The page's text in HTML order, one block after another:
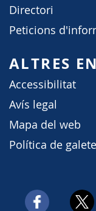
Directori
Peticions
ALTRES
Accessibilitat
Avís legal
Mapa del web
Política de